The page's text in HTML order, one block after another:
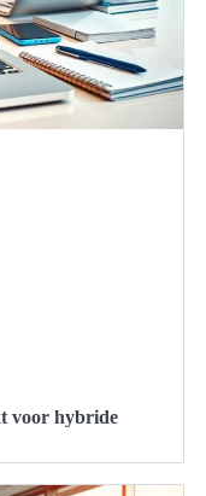
voor hybride